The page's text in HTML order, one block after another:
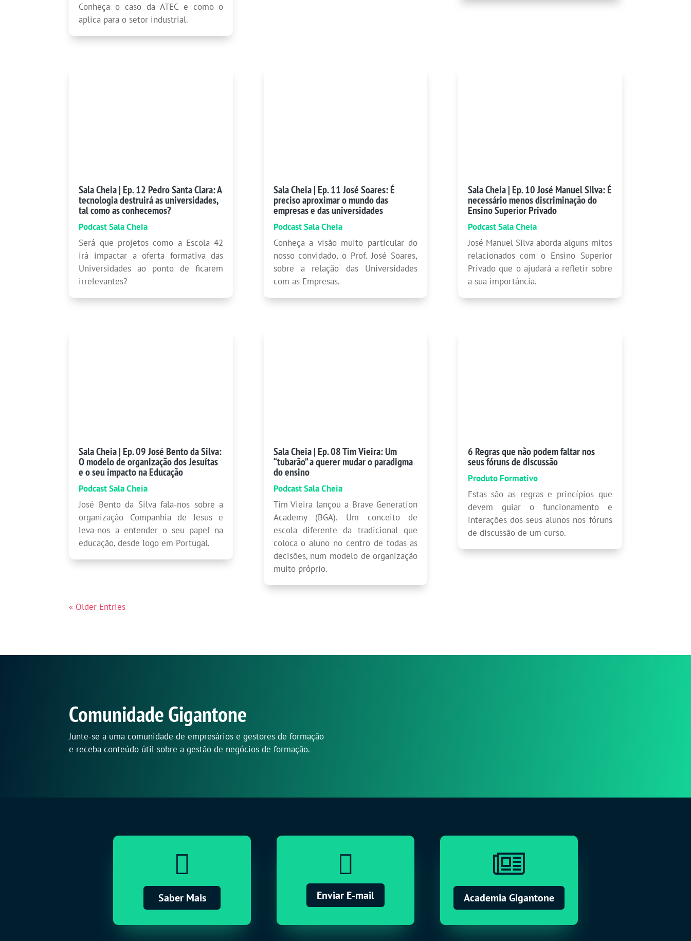
Conheça o caso da ATEC e como o
aplica para o setor industrial.
Sala Cheia | Ep. 12 Pedro Santa Clara: A
tecnologia destruirá as universidades,
tal como as conhecemos?
Podcast Sala Cheia
Será que projetos como a Escola 42
irá impactar a oferta formativa das
Universidades ao ponto de ficarem
irrelevantes?
Sala Cheia | Ep. 11 José Soares: É
preciso aproximar o mundo das
empresas e das universidades
Podcast Sala Cheia
Conheça a visão muito particular do
nosso convidado, o Prof. José Soares,
sobre a relação das Universidades
com as Empresas.
Sala Cheia | Ep. 10 José Manuel Silva: É
necessário menos discriminação do
Ensino Superior Privado
Podcast Sala Cheia
José Manuel Silva aborda alguns mitos
relacionados com o Ensino Superior
Privado que o ajudará a refletir sobre
a sua importância.
Sala Cheia | Ep. 09 José Bento da Silva:
O modelo de organização dos Jesuítas
e o seu impacto na Educação
Podcast Sala Cheia
José Bento da Silva fala-nos sobre a
organização Companhia de Jesus e
leva-nos a entender o seu papel na
educação, desde logo em Portugal.
Sala Cheia | Ep. 08 Tim Vieira: Um
“tubarão” a querer mudar o paradigma
do ensino
Podcast Sala Cheia
Tim Vieira lançou a Brave Generation
Academy (BGA). Um conceito de
escola diferente da tradicional que
coloca o aluno no centro de todas as
decisões, num modelo de organização
muito próprio.
6 Regras que não podem faltar nos
seus fóruns de discussão
Produto Formativo
Estas são as regras e princípios que
devem guiar o funcionamento e
interações dos seus alunos nos fóruns
de discussão de um curso.
« Older Entries
Comunidade Gigantone
Junte-se a uma comunidade de empresários e gestores de formação
e receba conteúdo útil sobre a gestão de negócios de formação.

Saber Mais

Enviar E-mail

Academia Gigantone